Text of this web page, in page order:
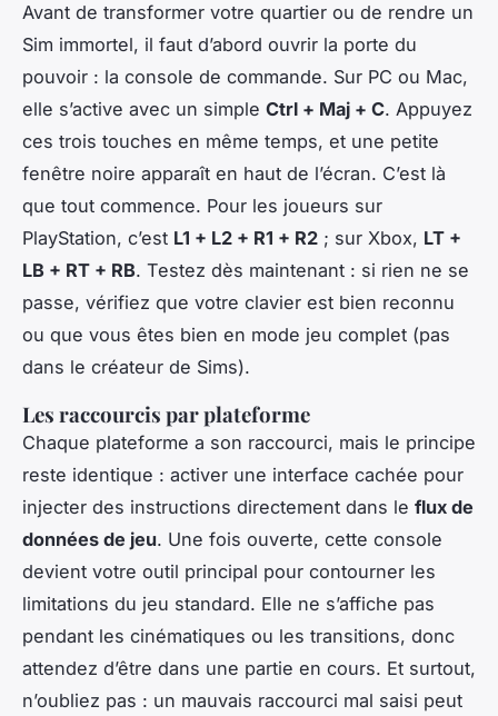
Avant de transformer votre quartier ou de rendre un
Sim immortel, il faut d’abord ouvrir la porte du
pouvoir : la console de commande. Sur PC ou Mac,
elle s’active avec un simple Ctrl + Maj + C. Appuyez
ces trois touches en même temps, et une petite
fenêtre noire apparaît en haut de l’écran. C’est là
que tout commence. Pour les joueurs sur
PlayStation, c’est L1 + L2 + R1 + R2 ; sur Xbox, LT +
LB + RT + RB. Testez dès maintenant : si rien ne se
passe, vérifiez que votre clavier est bien reconnu
ou que vous êtes bien en mode jeu complet (pas
dans le créateur de Sims).
Les raccourcis par plateforme
Chaque plateforme a son raccourci, mais le principe
reste identique : activer une interface cachée pour
injecter des instructions directement dans le flux de
données de jeu. Une fois ouverte, cette console
devient votre outil principal pour contourner les
limitations du jeu standard. Elle ne s’affiche pas
pendant les cinématiques ou les transitions, donc
attendez d’être dans une partie en cours. Et surtout,
n’oubliez pas : un mauvais raccourci mal saisi peut